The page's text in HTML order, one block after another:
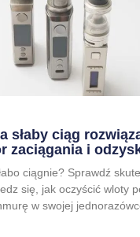
słaby ciąg
zaciągania i
ciągnie? Sprawdź
się, jak oczyścić wloty
w swojej